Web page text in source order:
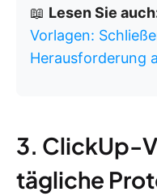
📖 Lesen Sie
Vorlagen:
Herausforderung
3. ClickUp-
tägliche